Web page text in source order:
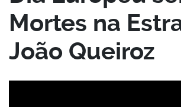
Mortes na
João Queiroz